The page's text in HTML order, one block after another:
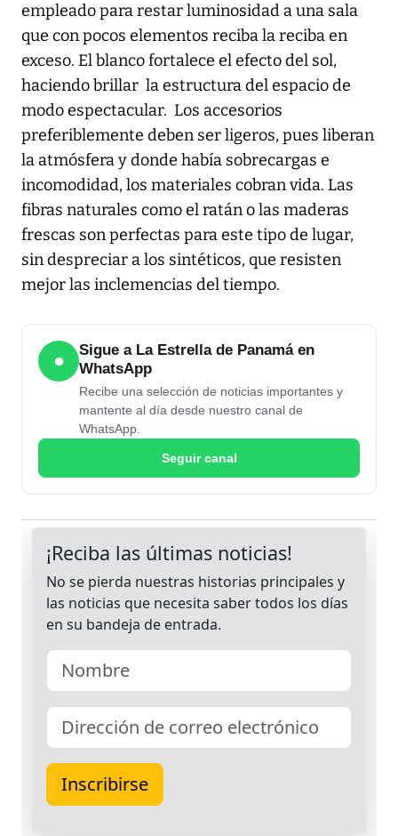
empleado para restar luminosidad a una sala
que con pocos elementos reciba la reciba en
exceso. El blanco fortalece el efecto del sol,
haciendo brillar la estructura del espacio de
modo espectacular. Los accesorios
preferiblemente deben ser ligeros, pues liberan
la atmósfera y donde había sobrecargas e
incomodidad, los materiales cobran vida. Las
fibras naturales como el ratán o las maderas
frescas son perfectas para este tipo de lugar,
sin despreciar a los sintéticos, que resisten
mejor las inclemencias del tiempo.
●
Sigue a La Estrella de Panamá en
WhatsApp
Recibe una selección de noticias importantes y
mantente al día desde nuestro canal de
WhatsApp.
Seguir canal